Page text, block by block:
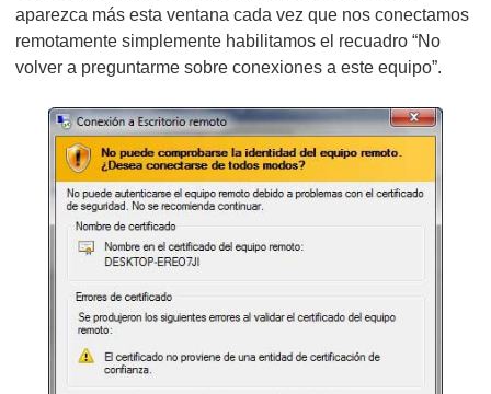
aparezca más esta ventana cada vez que nos conectamos
remotamente simplemente habilitamos el recuadro “No
volver a preguntarme sobre conexiones a este equipo”.